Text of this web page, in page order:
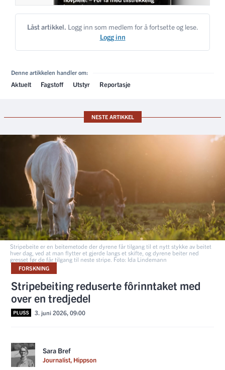
Låst artikkel. Logg inn som medlem for å fortsette og lese.
Logg inn
Denne artikkelen handler om:
Aktuelt Fagstoff Utstyr Reportasje
NESTE ARTIKKEL
Stripebeite er en beitemetode der dyrene får tilgang til et nytt stykke av beitet
hver dag, ved at man flytter et gjerde langs et skifte, og dyrene beiter ned
gresset før de får tilgang til neste stripe. Foto: Ida Lindemann
FORSKNING
Stripebeiting reduserte fôr­inntaket med
over en tredjedel
3. juni 2026, 09:00
Sara Bref
Journalist, Hippson